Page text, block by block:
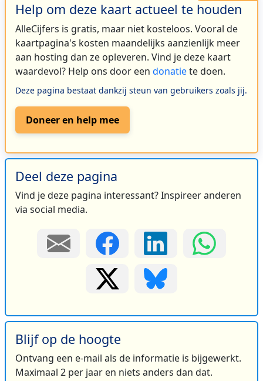
Help om deze kaart actueel te houden
AlleCijfers is gratis, maar niet kosteloos. Vooral de
kaartpagina's kosten maandelijks aanzienlijk meer
aan hosting dan ze opleveren. Vind je deze kaart
waardevol? Help ons door een donatiete doen.
Deze pagina bestaat dankzij steun van gebruikers zoals jij.
Doneer en help mee
Deel deze pagina
Vind je deze pagina interessant? Inspireer anderen
via social media.
Blijf op de hoogte
Ontvang een e-mail als de informatie is bijgewerkt.
Maximaal 2 per jaar en niets anders dan dat.